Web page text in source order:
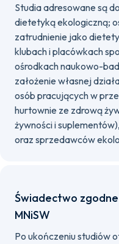
Studia adresowane są
dietetyką ekologiczną;
zatrudnienie jako
klubach i placówkach
ośrodkach naukowo-
założenie własnej
osób pracujących w
hurtownie ze zdrową
żywności i
oraz sprzedawców
Świadectwo
MNiSW
Po ukończeniu studiów